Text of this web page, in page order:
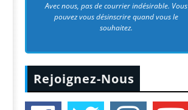
Avec nous, pas de courrier indésirable. Vous
pouvez vous désinscrire quand vous le
souhaitez.
Rejoignez-Nous